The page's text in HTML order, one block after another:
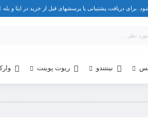
از خرید در ایتا و بله 09357880851 تماس بگیرید. همچنین به پیامک هم پاسخ می دهیم.
نینتندو ریوت پوینت